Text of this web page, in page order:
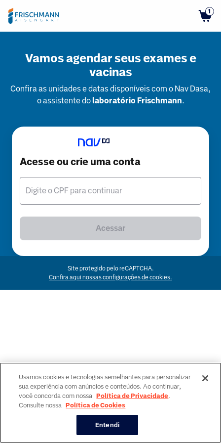
1
Vamos agendar seus exames e
vacinas
Confira as unidades e datas disponíveis com o Nav Dasa,
o assistente dolaboratório Frischmann.
Acesse ou crie uma conta
Digite o CPF para continuar
Acessar
Site protegido pelo reCAPTCHA.
Confira aqui nossas configurações de cookies.
Usamos cookies e tecnologias semelhantes para personalizar
sua experiência com anúncios e conteúdos. Ao continuar,
você concorda com nossa Política de Privacidade.
Consulte nossa Política de Cookies
Entendi